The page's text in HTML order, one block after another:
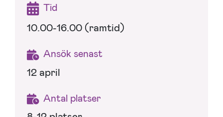
Tid
10.00-16.00 (ramtid)
Ansök senast
12 april
Antal platser